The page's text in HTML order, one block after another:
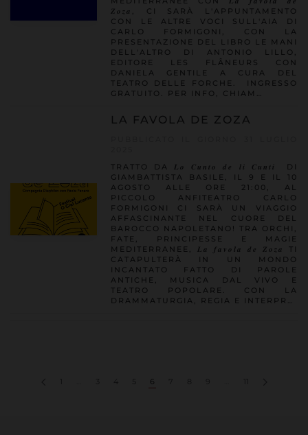
𝒁𝒐𝒛𝒂, CI SARÀ L'APPUNTAMENTO
CON LE ALTRE VOCI SULL'AIA DI
CARLO FORMIGONI, CON LA
PRESENTAZIONE DEL LIBRO LE MANI
DELL'ALTRO DI ANTONIO LILLO,
EDITORE LES FLÂNEURS CON
DANIELA GENTILE A CURA DEL
TEATRO DELLE FORCHE. INGRESSO
GRATUITO. PER INFO, CHIAM…
LA FAVOLA DE ZOZA
TRATTO DA 𝑳𝒐 𝑪𝒖𝒏𝒕𝒐 𝒅𝒆 𝒍𝒊 𝑪𝒖𝒏𝒕𝒊 DI
GIAMBATTISTA BASILE, IL 9 E IL 10
AGOSTO ALLE ORE 21:00, AL
PICCOLO ANFITEATRO CARLO
FORMIGONI CI SARÀ UN VIAGGIO
AFFASCINANTE NEL CUORE DEL
BAROCCO NAPOLETANO! TRA ORCHI,
FATE, PRINCIPESSE E MAGIE
MEDITERRANEE, 𝑳𝒂 𝒇𝒂𝒗𝒐𝒍𝒂 𝒅𝒆 𝒁𝒐𝒛𝒂 TI
CATAPULTERÀ IN UN MONDO
INCANTATO FATTO DI PAROLE
ANTICHE, MUSICA DAL VIVO E
TEATRO POPOLARE. CON LA
DRAMMATURGIA, REGIA E INTERPR…
6